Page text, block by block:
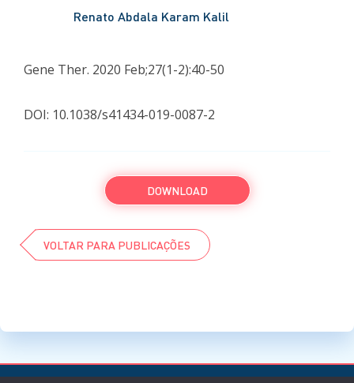
Renato Abdala Karam Kalil
Gene Ther. 2020 Feb;27(1-2):40-50
DOI: 10.1038/s41434-019-0087-2
DOWNLOAD
VOLTAR PARA PUBLICAÇÕES